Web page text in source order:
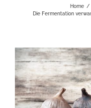
Home /
Die Fermentation